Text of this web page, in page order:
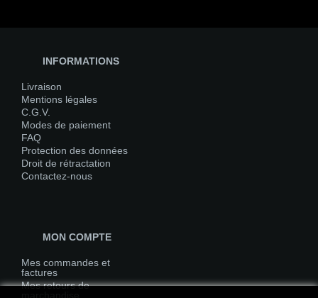
INFORMATIONS
Livraison
Mentions légales
C.G.V.
Modes de paiement
FAQ
Protection des données
Droit de rétractation
Contactez-nous
MON COMPTE
Mes commandes et
factures
Mes retours de